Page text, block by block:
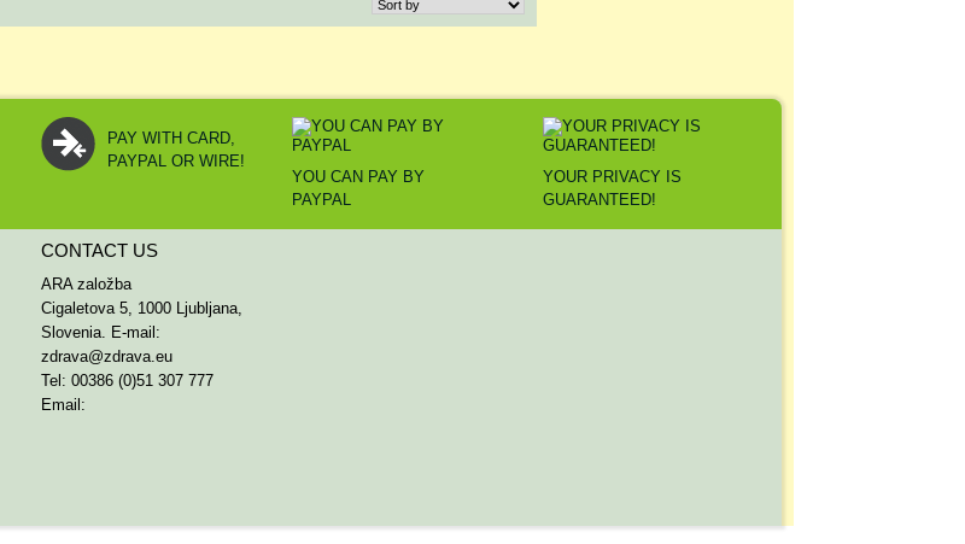
PAY WITH CARD,
PAYPAL OR WIRE!
YOU CAN PAY BY
PAYPAL
YOUR PRIVACY IS
GUARANTEED!
CONTACT US
ARA založba
Cigaletova 5, 1000 Ljubljana,
Slovenia. E-mail:
zdrava@zdrava.eu
Tel: 00386 (0)51 307 777
Email: